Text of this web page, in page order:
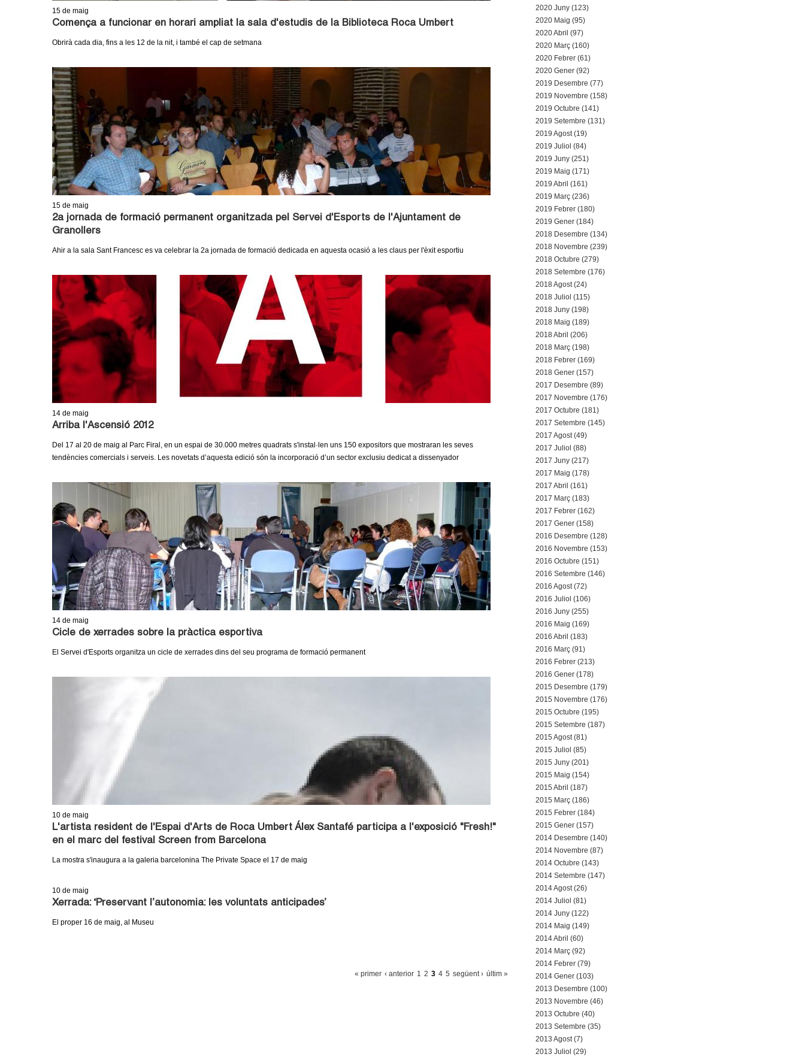
2020 Juny (123)
2020 Maig (95)
2020 Abril (97)
2020 Març (160)
2020 Febrer (61)
2020 Gener (92)
2019 Desembre (77)
2019 Novembre (158)
2019 Octubre (141)
2019 Setembre (131)
2019 Agost (19)
2019 Juliol (84)
2019 Juny (251)
2019 Maig (171)
2019 Abril (161)
2019 Març (236)
2019 Febrer (180)
2019 Gener (184)
2018 Desembre (134)
2018 Novembre (239)
2018 Octubre (279)
2018 Setembre (176)
2018 Agost (24)
2018 Juliol (115)
2018 Juny (198)
2018 Maig (189)
2018 Abril (206)
2018 Març (198)
2018 Febrer (169)
2018 Gener (157)
2017 Desembre (89)
2017 Novembre (176)
2017 Octubre (181)
2017 Setembre (145)
2017 Agost (49)
2017 Juliol (88)
2017 Juny (217)
2017 Maig (178)
2017 Abril (161)
2017 Març (183)
2017 Febrer (162)
2017 Gener (158)
2016 Desembre (128)
2016 Novembre (153)
2016 Octubre (151)
2016 Setembre (146)
2016 Agost (72)
2016 Juliol (106)
2016 Juny (255)
2016 Maig (169)
2016 Abril (183)
2016 Març (91)
2016 Febrer (213)
2016 Gener (178)
2015 Desembre (179)
2015 Novembre (176)
2015 Octubre (195)
2015 Setembre (187)
2015 Agost (81)
2015 Juliol (85)
2015 Juny (201)
2015 Maig (154)
2015 Abril (187)
2015 Març (186)
2015 Febrer (184)
2015 Gener (157)
2014 Desembre (140)
2014 Novembre (87)
2014 Octubre (143)
2014 Setembre (147)
2014 Agost (26)
2014 Juliol (81)
2014 Juny (122)
2014 Maig (149)
2014 Abril (60)
2014 Març (92)
2014 Febrer (79)
2014 Gener (103)
2013 Desembre (100)
2013 Novembre (46)
2013 Octubre (40)
2013 Setembre (35)
2013 Agost (7)
2013 Juliol (29)
15 de maig
Comença a funcionar en horari ampliat la sala d'estudis de la Biblioteca Roca Umbert
Obrirà cada dia, fins a les 12 de la nit, i també el cap de setmana
15 de maig
2a jornada de formació permanent organitzada pel Servei d'Esports de l'Ajuntament de
Granollers
Ahir a la sala Sant Francesc es va celebrar la 2a jornada de formació dedicada en aquesta ocasió a les claus per l'èxit esportiu
14 de maig
Arriba l'Ascensió 2012
Del 17 al 20 de maig al Parc Firal, en un espai de 30.000 metres quadrats s'instal·len uns 150 expositors que mostraran les seves
tendències comercials i serveis. Les novetats d’aquesta edició són la incorporació d’un sector exclusiu dedicat a dissenyador
14 de maig
Cicle de xerrades sobre la pràctica esportiva
El Servei d'Esports organitza un cicle de xerrades dins del seu programa de formació permanent
10 de maig
L'artista resident de l'Espai d'Arts de Roca Umbert Álex Santafé participa a l'exposició "Fresh!"
en el marc del festival Screen from Barcelona
La mostra s'inaugura a la galeria barcelonina The Private Space el 17 de maig
10 de maig
Xerrada: ‘Preservant l’autonomia: les voluntats anticipades’
El proper 16 de maig, al Museu
« primer ‹ anterior 1 2 3 4 5 següent › últim »